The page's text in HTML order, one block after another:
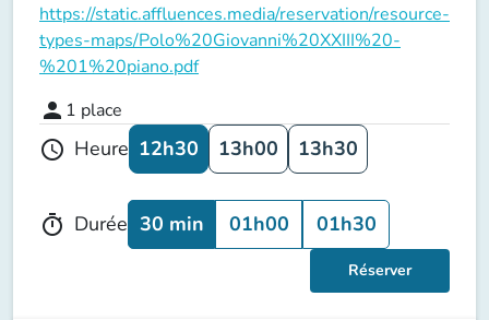
https://static.affluences.media/reservation/resource-
types-maps/Polo%20Giovanni%20XXIII%20-
%201%20piano.pdf
person 1 place
schedule Heure 12h30 13h00 13h30
timer Durée 30 min 01h00 01h30
Réserver